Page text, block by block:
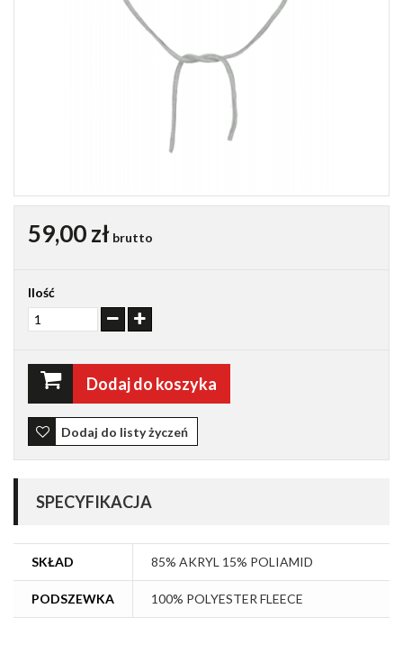
59,00 zł brutto
Ilość
Dodaj do koszyka
Dodaj do listy życzeń
SPECYFIKACJA
SKŁAD 85% AKRYL 15% POLIAMID
PODSZEWKA 100% POLYESTER FLEECE